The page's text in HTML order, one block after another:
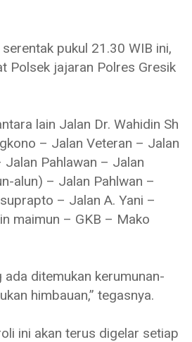
pukul 21.30 WIB ini,
Polsek jajaran Polres Gresik
lain Jalan Dr. Wahidin Sh
– Jalan Veteran – Jalan
Pahlawan – Jalan
alun) – Jalan Pahlwan –
– Jalan A. Yani –
maimun – GKB – Mako
ada ditemukan kerumunan-
himbauan,” tegasnya.
ini akan terus digelar setiap